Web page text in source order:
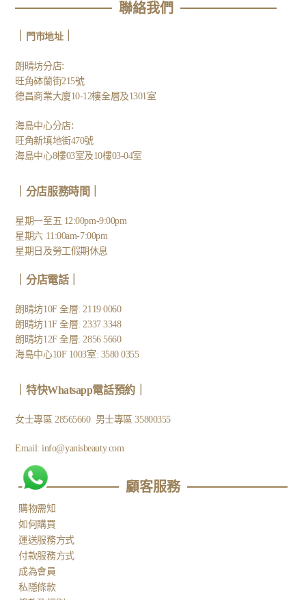
聯絡我們
門市地址｜
朗晴坊分店:
旺角砵蘭街215號
德昌商業大廈10-12樓全層及1301室
海島中心分店:
旺角新填地街470號
海島中心8樓03室及10樓03-04室
｜分店服務時間｜
星期一至五 12:00pm-9:00pm
星期六 11:00am-7:00pm
星期日及勞工假期休息
分店電話｜
朗晴坊10F 全層: 2119 0060
朗晴坊11F 全層: 2337 3348
朗晴坊12F 全層: 2856 5660
海島中心10F 1003室: 3580 0355
特快Whatsapp電話預約｜
女士專區28565660 男士專區35800355
Email:info@yanisbeauty.com
顧客服務​
購物需知
如何購買
運送服務方式
付款服務方式
成為會員
私隱條款